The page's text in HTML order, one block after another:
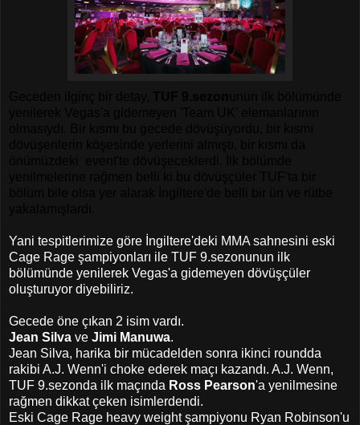
Yani tespitlerimize göre İngiltere'deki MMA sahnesini eski
Cage Rage şampiyonları ile TUF 9.sezonunun ilk
bölümünde yenilerek Vegas'a gidemeyen dövüşçüler
oluşturuyor diyebiliriz.
Gecede öne çıkan 2 isim vardı.
Jean Silva ve Jimi Manuwa.
Jean Silva, harika bir mücadelden sonra ikinci roundda
rakibi A.J. Wenn'i choke ederek maçı kazandı. A.J. Wenn,
TUF 9.sezonda ilk maçında Ross Pearson'a yenilmesine
rağmen dikkat çeken isimlerdendi.
Eski Cage Rage heavy weight şampiyonu Ryan Robinson'u